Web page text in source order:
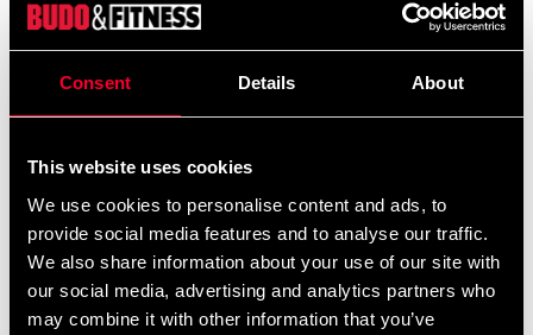
Consent Details About
This website uses cookies
We use cookies to personalise content and ads, to
provide social media features and to analyse our traffic.
We also share information about your use of our site with
our social media, advertising and analytics partners who
may combine it with other information that you’ve
Select a store that has the product in stock.
Excl. TAX: 1 272.00 SEK
Quantity
remove add Add to cart